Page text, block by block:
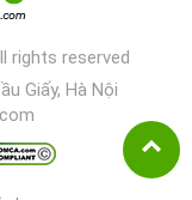
rights reserved
Giấy, Hà Nội